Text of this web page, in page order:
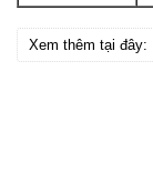
Xem thêm tại đây: